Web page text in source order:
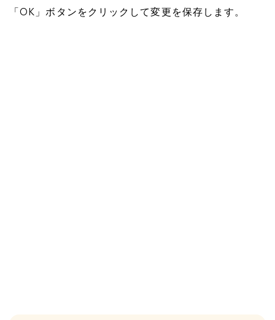
「OK」ボタンをクリックして変更を保存します。